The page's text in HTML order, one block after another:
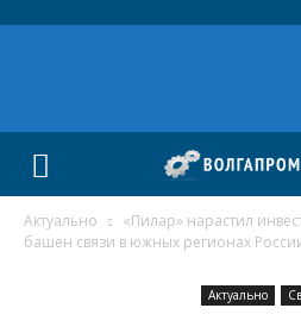
Актуально
«Пилар» нарастил
башен связи в южных регионах
Актуально